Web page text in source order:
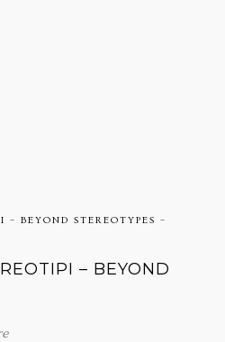
– BEYOND STEREOTYPES –
– BEYOND